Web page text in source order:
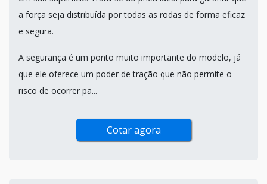
a força seja distribuída por todas as rodas de forma eficaz
e segura.
A segurança é um ponto muito importante do modelo, já
que ele oferece um poder de tração que não permite o
risco de ocorrer pa...
Cotar agora